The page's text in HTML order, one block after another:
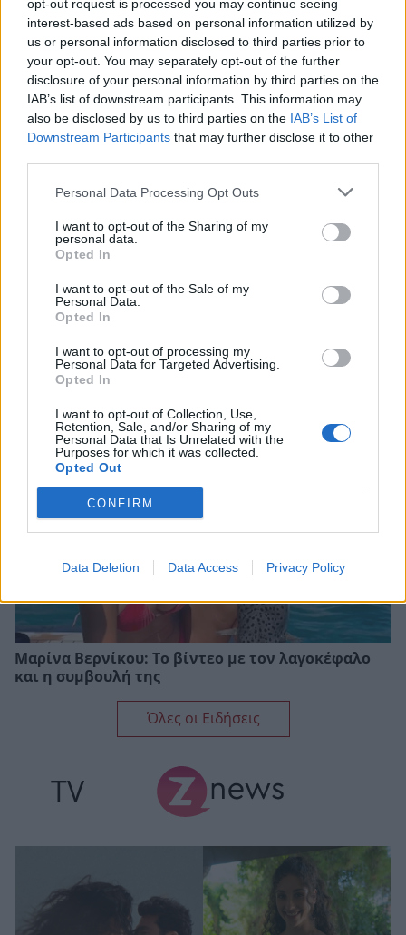
opt-out request is processed you may continue seeing
interest-based ads based on personal information utilized by
us or personal information disclosed to third parties prior to
your opt-out. You may separately opt-out of the further
disclosure of your personal information by third parties on the
IAB’s list of downstream participants. This information may
also be disclosed by us to third parties on the IAB’s List of
Downstream Participants that may further disclose it to other
Personal Data Processing Opt Outs
I want to opt-out of the Sharing of my
personal data.
Opted In
I want to opt-out of the Sale of my
Personal Data.
Opted In
I want to opt-out of processing my
Personal Data for Targeted Advertising.
Opted In
I want to opt-out of Collection, Use,
Retention, Sale, and/or Sharing of my
Personal Data that Is Unrelated with the
Purposes for which it was collected.
Opted Out
CONFIRM
Data Deletion Data Access Privacy Policy
Ανέστης Ευαγγελόπουλος: Η γνωστή
παρουσιάστρια που αρνήθηκε να πάει στο podcast
του και η αποστομωτική απάντησή του
Ανδρομάχη: Η φωτογραφία με τον ορό στο χέρι και
το μήνυμα όλο νόημα – «Έρχεται τετραήμερο
φωτιά»
Μαρίνα Βερνίκου: Το βίντεο με τον λαγοκέφαλο
και η συμβουλή της
Όλες οι Ειδήσεις
TV